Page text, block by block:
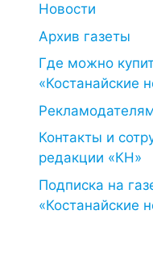
Новости
Архив газеты
Где можно
«Костанайские
Контакты и
редакции «КН»
Подписка на
«Костанайские